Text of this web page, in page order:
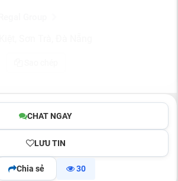
CHAT NGAY
LƯU TIN
Chia sẻ 30